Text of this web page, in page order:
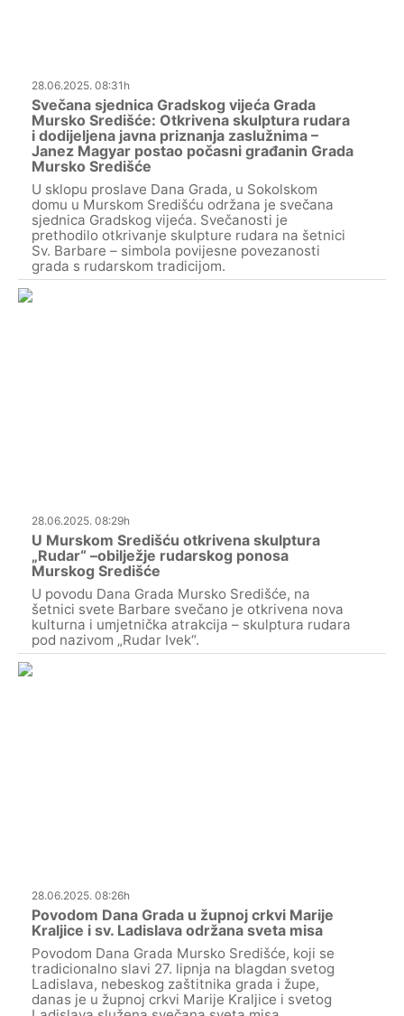
28.06.2025. 08:31h
Svečana sjednica Gradskog vijeća Grada
Mursko Središće: Otkrivena skulptura rudara
i dodijeljena javna priznanja zaslužnima –
Janez Magyar postao počasni građanin Grada
Mursko Središće
U sklopu proslave Dana Grada, u Sokolskom
domu u Murskom Središću održana je svečana
sjednica Gradskog vijeća. Svečanosti je
prethodilo otkrivanje skulpture rudara na šetnici
Sv. Barbare – simbola povijesne povezanosti
grada s rudarskom tradicijom.
28.06.2025. 08:29h
U Murskom Središću otkrivena skulptura
„Rudar“ –obilježje rudarskog ponosa
Murskog Središće
U povodu Dana Grada Mursko Središće, na
šetnici svete Barbare svečano je otkrivena nova
kulturna i umjetnička atrakcija – skulptura rudara
pod nazivom „Rudar Ivek“.
28.06.2025. 08:26h
Povodom Dana Grada u župnoj crkvi Marije
Kraljice i sv. Ladislava održana sveta misa
Povodom Dana Grada Mursko Središće, koji se
tradicionalno slavi 27. lipnja na blagdan svetog
Ladislava, nebeskog zaštitnika grada i župe,
danas je u župnoj crkvi Marije Kraljice i svetog